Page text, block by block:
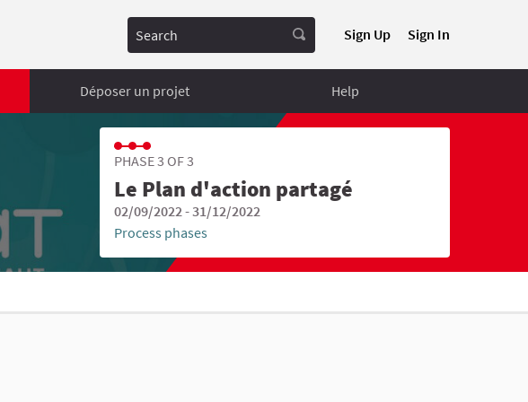
Sign Up Sign In
Déposer un projet Help
PHASE 3 OF 3
Le Plan d'action partagé
02/09/2022 - 31/12/2022
Process phases